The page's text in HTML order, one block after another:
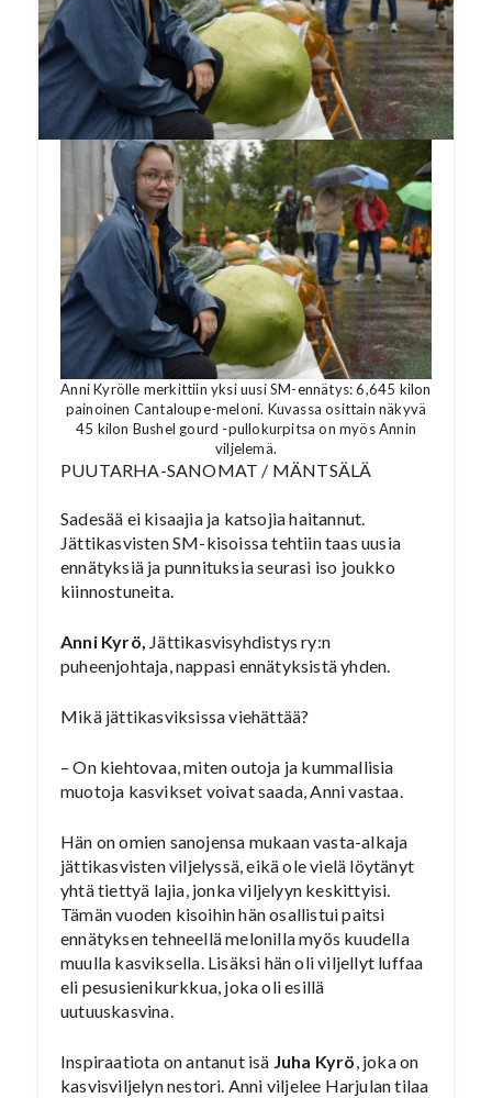
Lue koko artikkeli Puutarha-Sanomien
numerosta 9/2023. Katso tämän jutun
lopusta video Sepi-jättikurpitsan matkasta
Kurpitsakarnevaaleille 2010.
Anni Kyrölle merkittiin yksi uusi SM-ennätys: 6,645 kilon
painoinen Cantaloupe-meloni. Kuvassa osittain näkyvä
45 kilon Bushel gourd -pullokurpitsa on myös Annin
viljelemä.
PUUTARHA-SANOMAT / MÄNTSÄLÄ
Sadesää ei kisaajia ja katsojia haitannut.
Jättikasvisten SM-kisoissa tehtiin taas uusia
ennätyksiä ja punnituksia seurasi iso joukko
kiinnostuneita.
Anni Kyrö, Jättikasvisyhdistys ry:n
puheenjohtaja, nappasi ennätyksistä yhden.
Mikä jättikasviksissa viehättää?
– On kiehtovaa, miten outoja ja kummallisia
muotoja kasvikset voivat saada, Anni vastaa.
Hän on omien sanojensa mukaan vasta-alkaja
jättikasvisten viljelyssä, eikä ole vielä löytänyt
yhtä tiettyä lajia, jonka viljelyyn keskittyisi.
Tämän vuoden kisoihin hän osallistui paitsi
ennätyksen tehneellä melonilla myös kuudella
muulla kasviksella. Lisäksi hän oli viljellyt luffaa
eli pesusienikurkkua, joka oli esillä
uutuuskasvina.
Inspiraatiota on antanut isä Juha Kyrö, joka on
kasvisviljelyn nestori. Anni viljelee Harjulan tilaa